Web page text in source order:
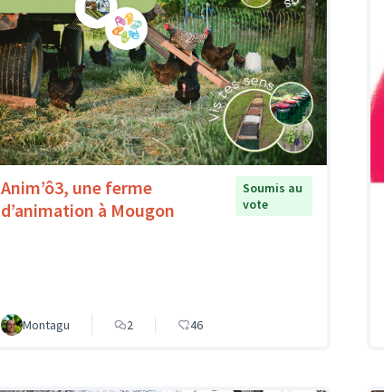
Anim’ô3, une ferme
d’animation à Mougon
Soumis au
vote
Montagu 2 46